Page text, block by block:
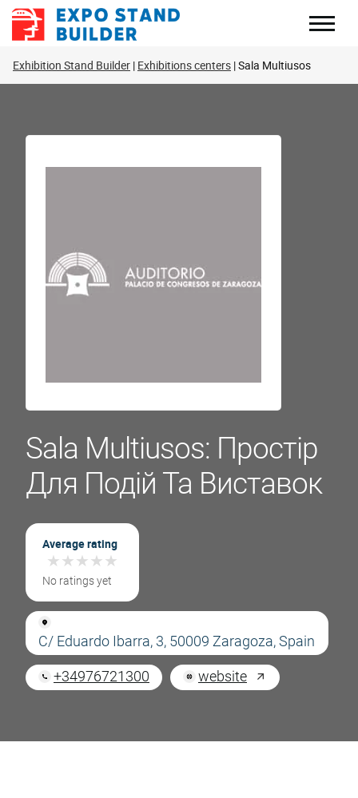
Перейти
Exhibition Stand Builder Exhibitions centers Sala Multiusos
Sala Multiusos: Простір
Для Подій Та Виставок
Average rating
★★★★★
★★★★★
No ratings yet
C/ Eduardo Ibarra, 3, 50009 Zaragoza, Spain
+34976721300 website